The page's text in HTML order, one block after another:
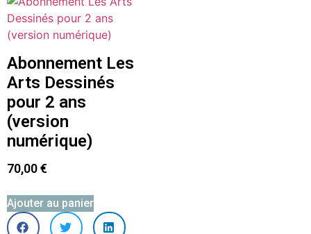
Abonnement Les
Arts Dessinés
pour 2 ans
(version
numérique)
70,00€
Ajouter au panier